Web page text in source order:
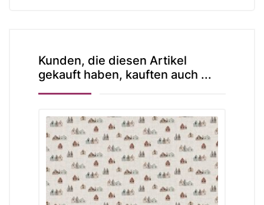
Kunden, die diesen Artikel
gekauft haben, kauften auch ...